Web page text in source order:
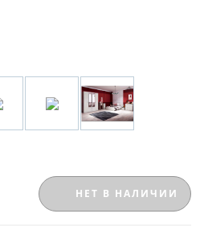
НЕТ В НАЛИЧИИ